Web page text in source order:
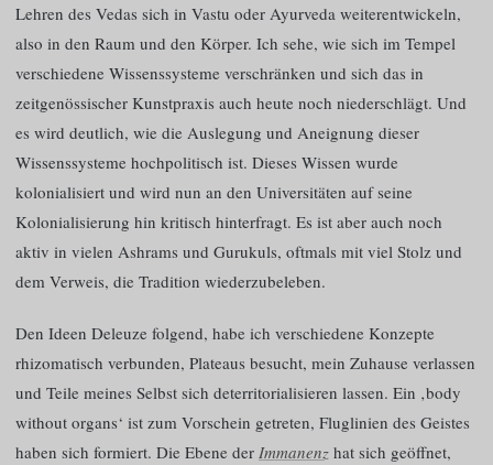
Lehren des Vedas sich in Vastu oder Ayurveda weiterentwickeln,
also in den Raum und den Körper. Ich sehe, wie sich im Tempel
verschiedene Wissenssysteme verschränken und sich das in
zeitgenössischer Kunstpraxis auch heute noch niederschlägt. Und
es wird deutlich, wie die Auslegung und Aneignung dieser
Wissenssysteme hochpolitisch ist. Dieses Wissen wurde
kolonialisiert und wird nun an den Universitäten auf seine
Kolonialisierung hin kritisch hinterfragt. Es ist aber auch noch
aktiv in vielen Ashrams und Gurukuls, oftmals mit viel Stolz und
dem Verweis, die Tradition wiederzubeleben.
Den Ideen Deleuze folgend, habe ich verschiedene Konzepte
rhizomatisch verbunden, Plateaus besucht, mein Zuhause verlassen
und Teile meines Selbst sich deterritorialisieren lassen. Ein ‚body
without organs‘ ist zum Vorschein getreten, Fluglinien des Geistes
haben sich formiert. Die Ebene der Immanenz hat sich geöffnet,